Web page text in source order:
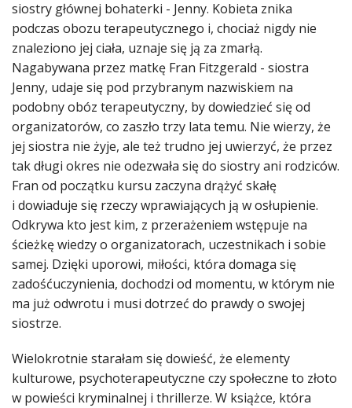
siostry głównej bohaterki - Jenny. Kobieta znika
podczas obozu terapeutycznego i, chociaż nigdy nie
znaleziono jej ciała, uznaje się ją za zmarłą.
Nagabywana przez matkę Fran Fitzgerald - siostra
Jenny, udaje się pod przybranym nazwiskiem na
podobny obóz terapeutyczny, by dowiedzieć się od
organizatorów, co zaszło trzy lata temu. Nie wierzy, że
jej siostra nie żyje, ale też trudno jej uwierzyć, że przez
tak długi okres nie odezwała się do siostry ani rodziców.
Fran od początku kursu zaczyna drążyć skałę
i dowiaduje się rzeczy wprawiających ją w osłupienie.
Odkrywa kto jest kim, z przerażeniem wstępuje na
ścieżkę wiedzy o organizatorach, uczestnikach i sobie
samej. Dzięki uporowi, miłości, która domaga się
zadośćuczynienia, dochodzi od momentu, w którym nie
ma już odwrotu i musi dotrzeć do prawdy o swojej
siostrze.
Wielokrotnie starałam się dowieść, że elementy
kulturowe, psychoterapeutyczne czy społeczne to złoto
w powieści kryminalnej i thrillerze. W książce, która